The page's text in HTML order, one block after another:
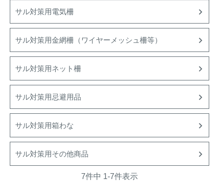
サル対策用電気柵
サル対策用金網柵（ワイヤーメッシュ柵等）
サル対策用ネット柵
サル対策用忌避用品
サル対策用箱わな
サル対策用その他商品
7件中 1-7件表示
電気柵
トレイルカメラ（セン
屋外防犯・監視カメ
ICT・IoT機器（捕獲通
金網柵（ワイヤーメッシ
箱わな（イノシシ・シ
カ・サル等）
防獣・防鳥ネット